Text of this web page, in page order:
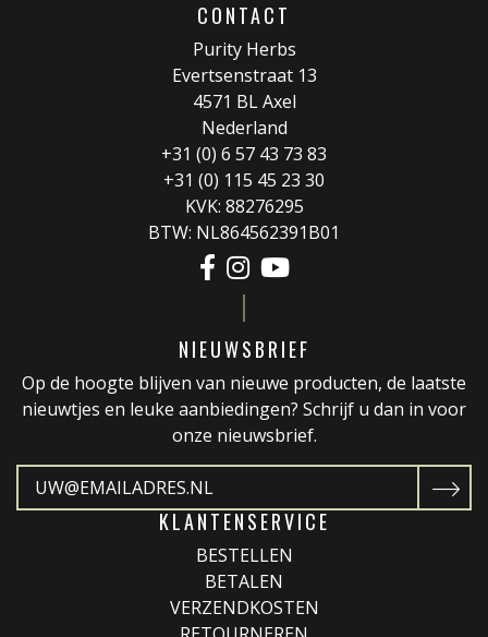
CONTACT
Purity Herbs
Evertsenstraat 13
4571 BL Axel
Nederland
+31 (0) 6 57 43 73 83
+31 (0) 115 45 23 30
KVK: 88276295
BTW: NL864562391B01
NIEUWSBRIEF
Op de hoogte blijven van nieuwe producten, de laatste
nieuwtjes en leuke aanbiedingen? Schrijf u dan in voor
onze nieuwsbrief.
KLANTENSERVICE
BESTELLEN
BETALEN
VERZENDKOSTEN